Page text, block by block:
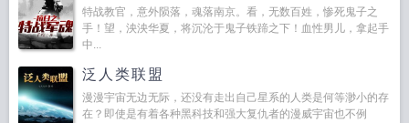
特战教官，意外陨落，魂落南京。看，无数百姓，惨死鬼子之
手！望，泱泱华夏，将沉沦于鬼子铁蹄之下！血性男儿，拿起手
中...
泛人类联盟
漫漫宇宙无边无际，还没有走出自己星系的人类是何等渺小的存
在？即使是有着各种黑科技和强大复仇者的漫威宇宙也不例